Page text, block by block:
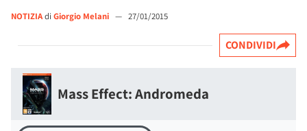
NOTIZIAdi Giorgio Melani — 27/01/2015
CONDIVIDI
Mass Effect: Andromeda